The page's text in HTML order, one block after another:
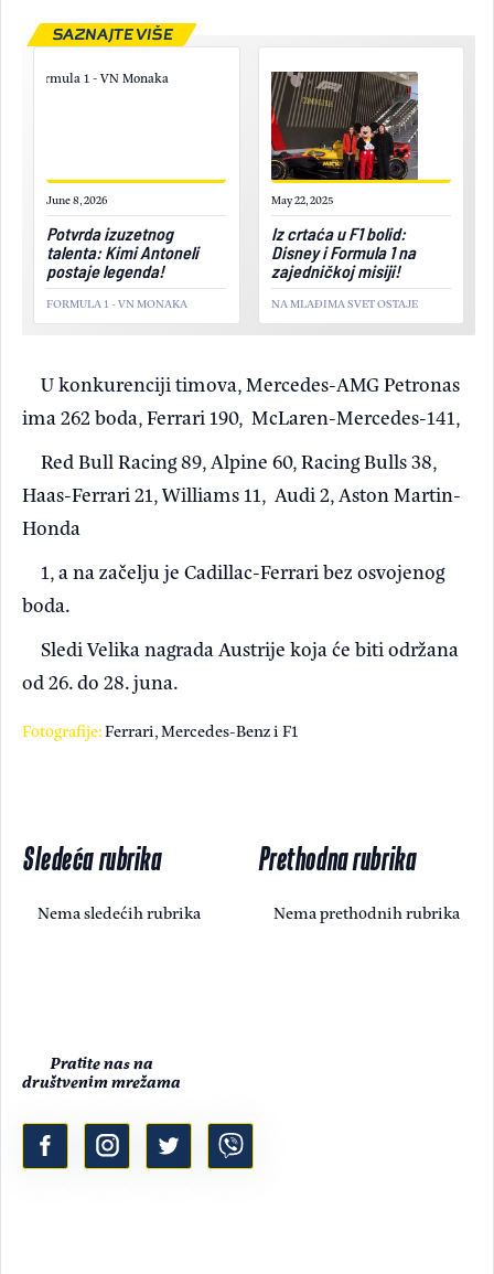
June 8, 2026
Potvrda izuzetnog
talenta: Kimi Antoneli
postaje legenda!
FORMULA 1 - VN MONAKA
May 22, 2025
Iz crtaća u F1 bolid:
Disney i Formula 1 na
zajedničkoj misiji!
NA MLAĐIMA SVET OSTAJE
SAZNAJTE VIŠE
U konkurenciji timova, Mercedes-AMG Petronas
ima 262 boda, Ferrari 190, McLaren-Mercedes-141,
Red Bull Racing 89, Alpine 60, Racing Bulls 38,
Haas-Ferrari 21, Williams 11, Audi 2, Aston Martin-
Honda
1, a na začelju je Cadillac-Ferrari bez osvojenog
boda.
Sledi Velika nagrada Austrije koja će biti održana
od 26. do 28. juna.
Fotografije:Ferrari, Mercedes-Benz i F1
Sledeća rubrika
Nema sledećih rubrika
Prethodna rubrika
Nema prethodnih rubrika
Pratite nas na
društvenim mrežama